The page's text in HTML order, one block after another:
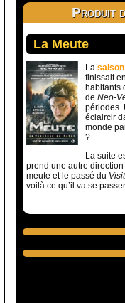
Produit
La Meute
La
finissait
habitants
de Neo-
périodes.
éclaircir
monde
?
La suite
prend une autre direction
meute et le passé du
voilà ce qu’il va se